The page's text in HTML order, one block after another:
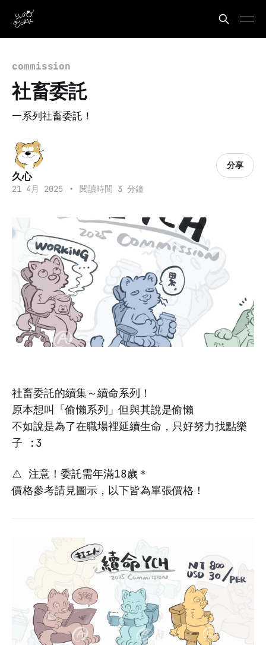
commission
社畜委託
一系列社畜委託！
久心
21 4月 2025 • 閱讀時間 3 分鐘
分享
社畜委託的續集～續命系列！
原本想叫「偷懶系列」但與其說是偷懶
不如說是為了在職場裡延續生命，只好努力找點樂
子 :3
⚠️ 注意！委託需年滿18歲＊
價格參考請見圖示，以下皆為單張價格！